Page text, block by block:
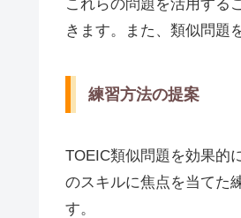
これらの問題を活用する
きます。また、類似問題
練習方法の提案
TOEIC類似問題を効果的
のスキルに焦点を当てた
す。